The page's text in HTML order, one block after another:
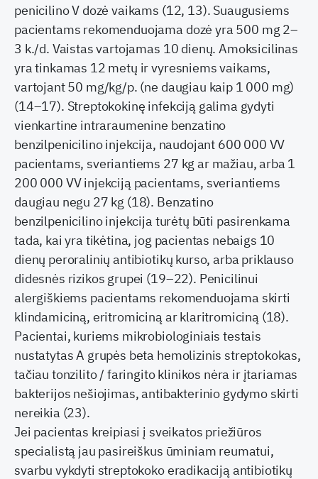
penicilino V dozė vaikams (12, 13). Suaugusiems
pacientams rekomenduojama dozė yra 500 mg 2–
3 k./d. Vaistas vartojamas 10 dienų. Amoksicilinas
yra tinkamas 12 metų ir vyresniems vaikams,
vartojant 50 mg/kg/p. (ne daugiau kaip 1 000 mg)
(14–17). Streptokokinę infekciją galima gydyti
vienkartine intraraumenine benzatino
benzilpenicilino injekcija, naudojant 600 000 VV
pacientams, sveriantiems 27 kg ar mažiau, arba 1
200 000 VV injekciją pacientams, sveriantiems
daugiau negu 27 kg (18). Benzatino
benzilpenicilino injekcija turėtų būti pasirenkama
tada, kai yra tikėtina, jog pacientas nebaigs 10
dienų peroralinių antibiotikų kurso, arba priklauso
didesnės rizikos grupei (19–22). Penicilinui
alergiškiems pacientams rekomenduojama skirti
klindamiciną, eritromiciną ar klaritromiciną (18).
Pacientai, kuriems mikrobiologiniais testais
nustatytas A grupės beta hemolizinis streptokokas,
tačiau tonzilito / faringito klinikos nėra ir įtariamas
bakterijos nešiojimas, antibakterinio gydymo skirti
nereikia (23).
Jei pacientas kreipiasi į sveikatos priežiūros
specialistą jau pasireiškus ūminiam reumatui,
svarbu vykdyti streptokoko eradikaciją antibiotikų